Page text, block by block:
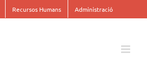
Recursos Humans Administració